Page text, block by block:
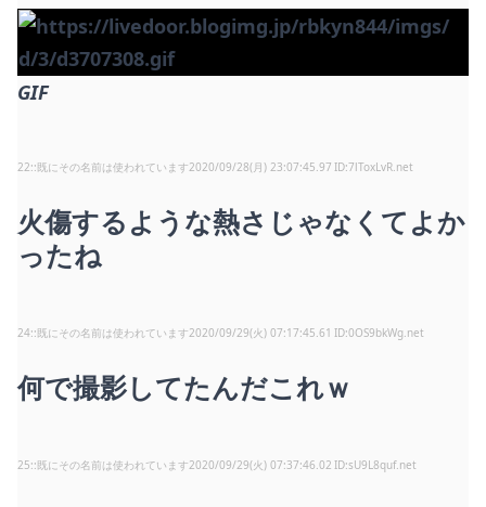
GIF
22: 既にその名前は使われています2020/09/28(月) 23:07:45.97 7lToxLvR.net
火傷するような熱さじゃなくてよか
ったね
24: 既にその名前は使われています2020/09/29(火) 07:17:45.61 0OS9bkWg.net
何で撮影してたんだこれｗ
25: 既にその名前は使われています2020/09/29(火) 07:37:46.02 sU9L8quf.net